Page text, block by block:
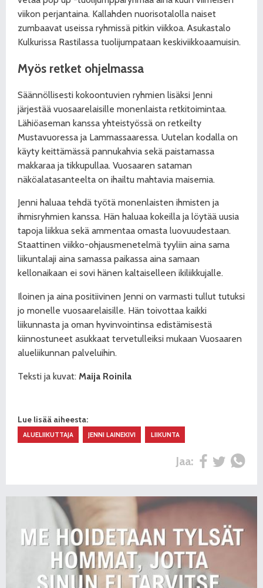
viikon perjantaina. Kallahden nuorisotalolla naiset
zumbaavat useissa ryhmissä pitkin viikkoa. Asukastalo
Kulkurissa Rastilassa tuolijumpataan keskiviikkoaamuisin.
Myös retket ohjelmassa
Säännöllisesti kokoontuvien ryhmien lisäksi Jenni
järjestää vuosaarelaisille monenlaista retkitoimintaa.
Lähiöaseman kanssa yhteistyössä on retkeilty
Mustavuoressa ja Lammassaaressa. Uutelan kodalla on
käyty keittämässä pannukahvia sekä paistamassa
makkaraa ja tikkupullaa. Vuosaaren sataman
näköalatasanteelta on ihailtu mahtavia maisemia.
Jenni haluaa tehdä työtä monenlaisten ihmisten ja
ihmisryhmien kanssa. Hän haluaa kokeilla ja löytää uusia
tapoja liikkua sekä ammentaa omasta luovuudestaan.
Staattinen viikko-ohjausmenetelmä tyyliin aina sama
liikuntalaji aina samassa paikassa aina samaan
kellonaikaan ei sovi hänen kaltaiselleen ikiliikkujalle.
Iloinen ja aina positiivinen Jenni on varmasti tullut tutuksi
jo monelle vuosaarelaisille. Hän toivottaa kaikki
liikunnasta ja oman hyvinvointinsa edistämisestä
kiinnostuneet asukkaat tervetulleiksi mukaan Vuosaaren
alueliikunnan palveluihin.
Teksti ja kuvat: Maija Roinila
Lue lisää aiheesta:
ALUELIIKUTTAJA JENNI LAINEKIVI LIIKUNTA
Jaa: